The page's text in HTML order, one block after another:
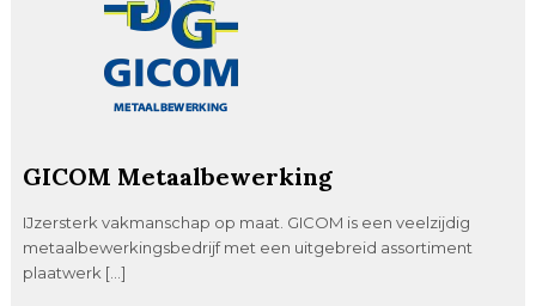
GICOM Metaalbewerking
IJzersterk vakmanschap op maat. GICOM is een veelzijdig
metaalbewerkingsbedrijf met een uitgebreid assortiment
plaatwerk […]